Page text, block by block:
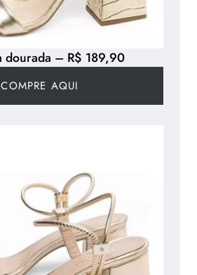
dourada – R$ 189,90
COMPRE AQUI